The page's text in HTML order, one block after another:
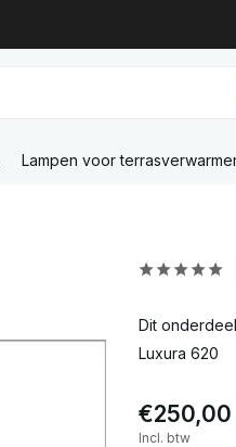
Lampen voor
Dit
Luxura 620
€250,00
Incl. btw